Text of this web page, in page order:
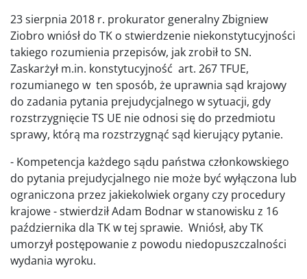
23 sierpnia 2018 r. prokurator generalny Zbigniew
Ziobro wniósł do TK o stwierdzenie niekonstytucyjności
takiego rozumienia przepisów, jak zrobił to SN.
Zaskarżył m.in. konstytucyjność art. 267 TFUE,
rozumianego w ten sposób, że uprawnia sąd krajowy
do zadania pytania prejudycjalnego w sytuacji, gdy
rozstrzygnięcie TS UE nie odnosi się do przedmiotu
sprawy, którą ma rozstrzygnąć sąd kierujący pytanie.
- Kompetencja każdego sądu państwa członkowskiego
do pytania prejudycjalnego nie może być wyłączona lub
ograniczona przez jakiekolwiek organy czy procedury
krajowe - stwierdził Adam Bodnar w stanowisku z 16
października dla TK w tej sprawie. Wniósł, aby TK
umorzył postępowanie z powodu niedopuszczalności
wydania wyroku.